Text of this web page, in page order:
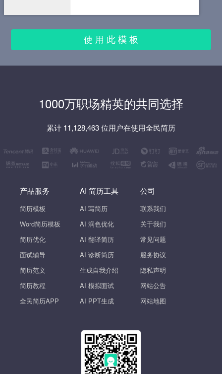
使 用 此 模 板
1000万职场精英的共同选择
累计 11,128,463 位用户在使用全民简历
产品服务
简历模板
Word简历模板
简历优化
面试辅导
简历范文
简历教程
全民简历APP
AI 简历工具
AI 写简历
AI 润色优化
AI 翻译简历
AI 诊断简历
生成自我介绍
AI 模拟面试
AI PPT生成
公司
联系我们
关于我们
常见问题
服务协议
隐私声明
网站公告
网站地图